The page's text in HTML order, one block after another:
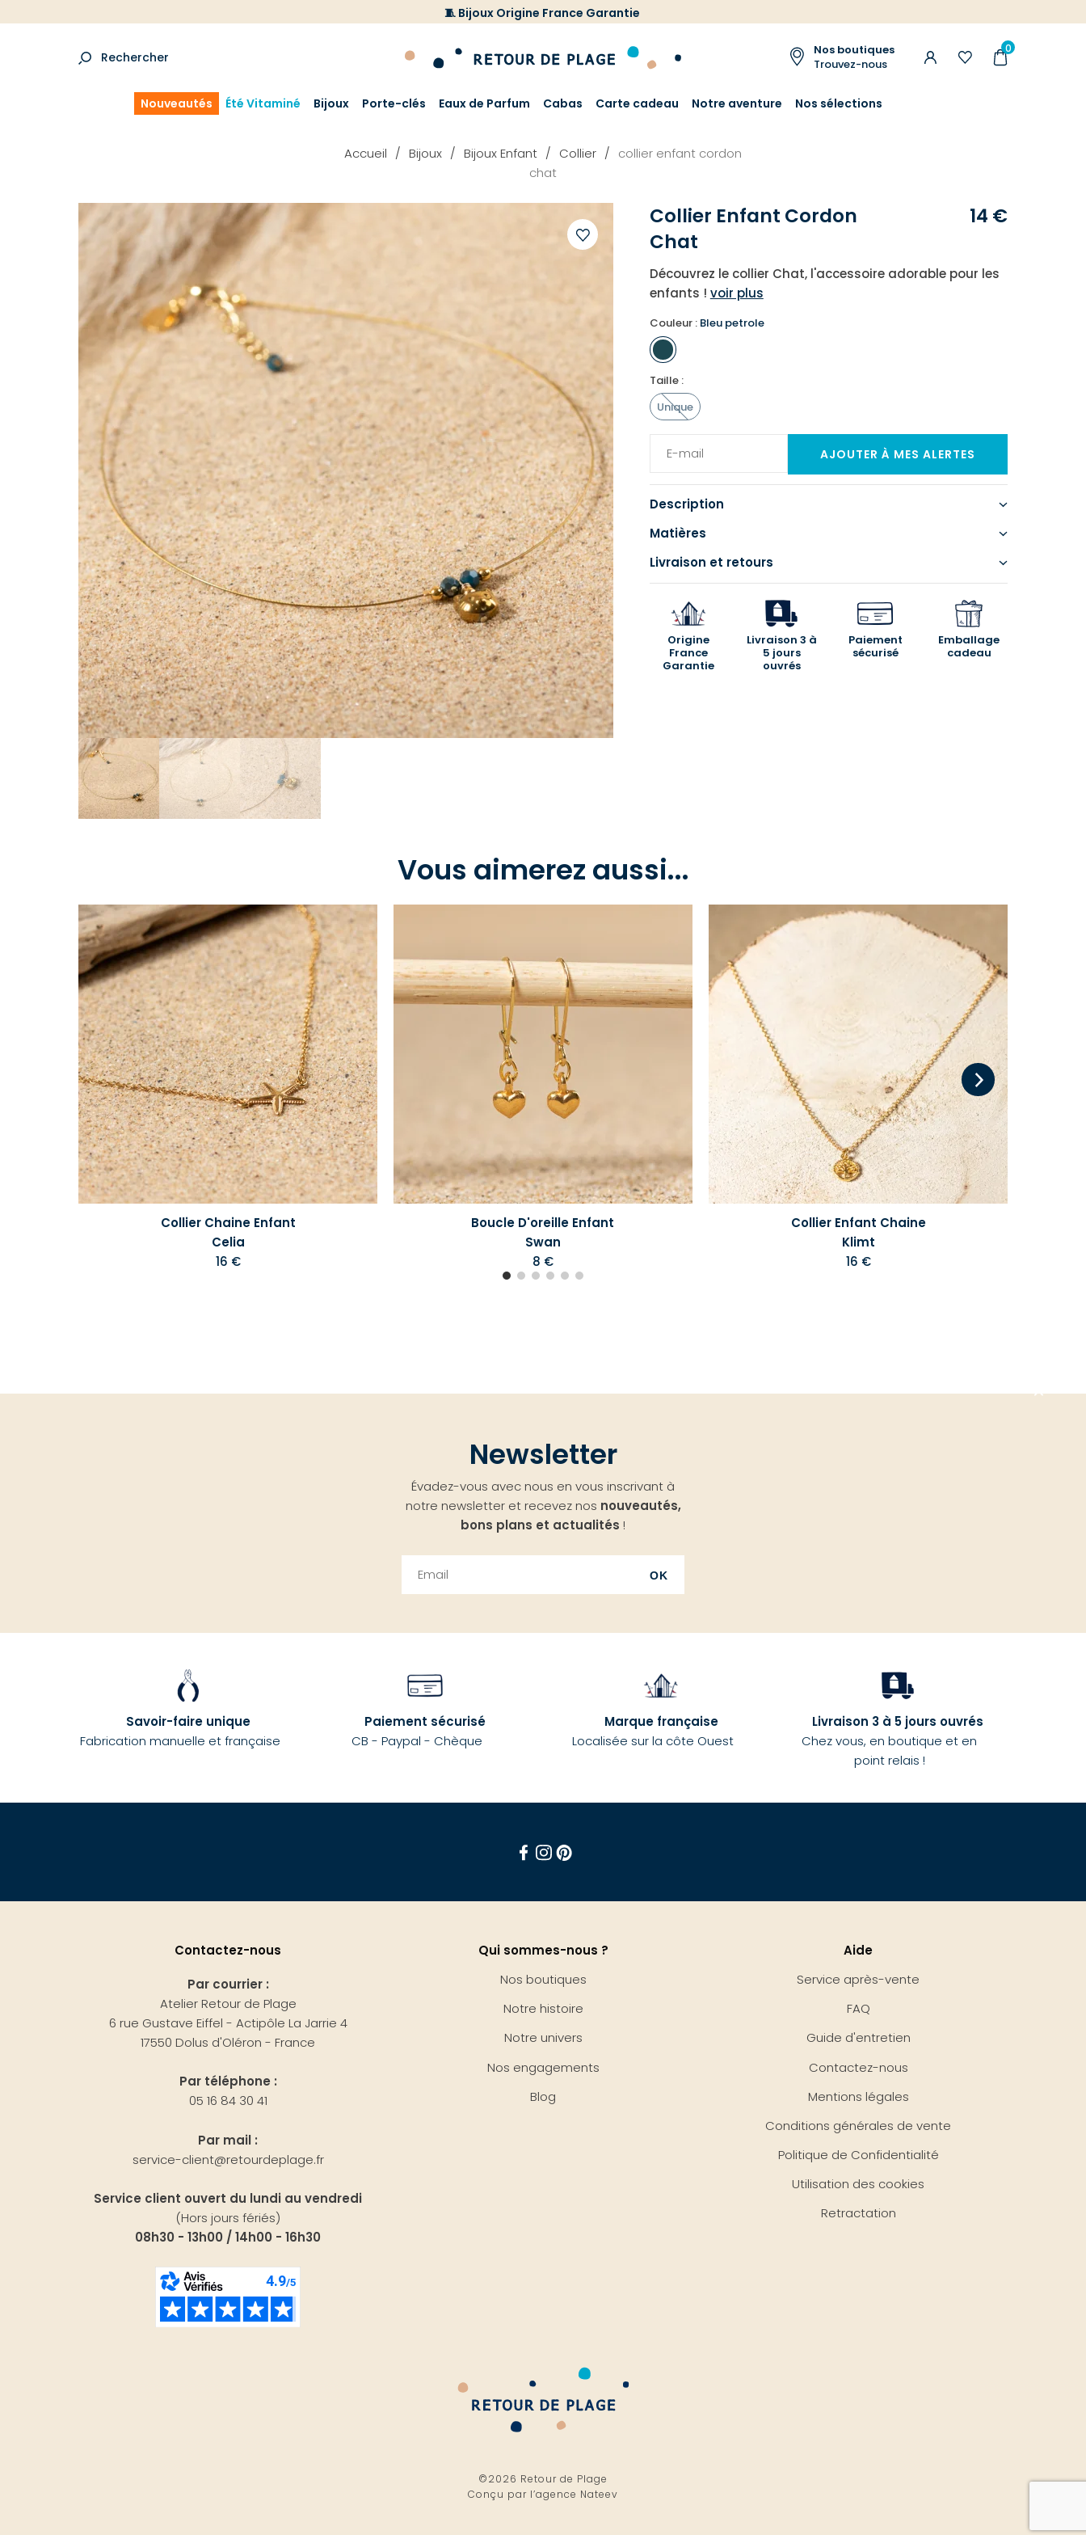
🧵 Bijoux Origine France Garantie
Rechercher
Nos boutiques
Trouvez-nous
0
Nouveautés Été Vitaminé Bijoux Porte-clés Eaux de Parfum Cabas Carte cadeau Notre aventure Nos sélections
Accueil Bijoux Bijoux Enfant Collier
collier enfant cordon
chat
liste
d'envies
Collier Enfant Cordon
Chat
14 €
Découvrez le collier Chat, l'accessoire adorable pour les
enfants ! voir plus
Couleur : Bleu petrole
Taille :
Unique
Description
Matières
Livraison et retours
Origine
France
Garantie
Livraison 3 à
5 jours
ouvrés
Paiement
sécurisé
Emballage
cadeau
Vous aimerez aussi...
Collier Chaine Enfant
Celia
16 €
Boucle D'oreille Enfant
Swan
8 €
Collier Enfant Chaine
Klimt
16 €
Newsletter
Évadez-vous avec nous en vous inscrivant à
notre newsletter et recevez nos nouveautés,
bons plans et actualités !
OK
Savoir-faire unique
Fabrication manuelle et française
Paiement sécurisé
CB - Paypal - Chèque
Marque française
Localisée sur la côte Ouest
Livraison 3 à 5 jours ouvrés
Chez vous, en boutique et en
point relais !
Contactez-nous
Par courrier :
Atelier Retour de Plage
6 rue Gustave Eiffel - Actipôle La Jarrie 4
17550 Dolus d'Oléron - France
Par téléphone :
05 16 84 30 41
Par mail :
service-client@retourdeplage.fr
Service client ouvert du lundi au vendredi
(Hors jours fériés)
08h30 - 13h00 / 14h00 - 16h30
Qui sommes-nous ?
Nos boutiques
Notre histoire
Notre univers
Nos engagements
Blog
Aide
Service après-vente
FAQ
Guide d'entretien
Contactez-nous
Mentions légales
Conditions générales de vente
Politique de Confidentialité
Utilisation des cookies
Retractation
©2026 Retour de Plage
Conçu par l’agence Nateev